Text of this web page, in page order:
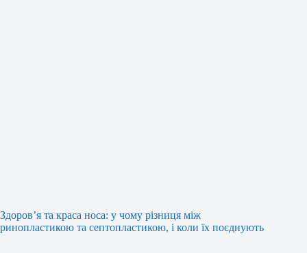
Здоров’я та краса носа: у чому різниця між
ринопластикою та септопластикою, і коли їх поєднують